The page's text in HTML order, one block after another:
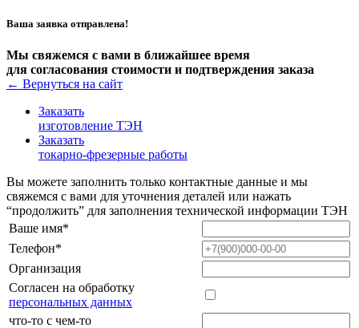
Ваша заявка отправлена!
Мы свяжемся с вами в ближайшее время
для согласования стоимости и подтверждения заказа
← Вернуться на сайт
Заказать
изготовление ТЭН
Заказать
токарно-фрезерные работы
Вы можете заполнить только контактные данные и мы
свяжемся с вами для уточнения деталей или нажать
“продолжить” для заполнения технической информации ТЭН
Ваше имя*
Телефон*
Организация
Согласен на обработку
персональных данных
что-то с чем-то